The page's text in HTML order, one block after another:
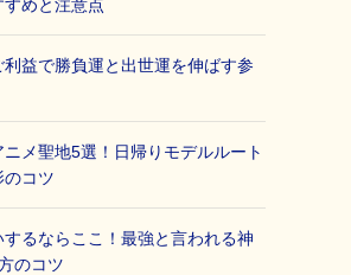
すめと注意点
利益で勝負運と出世運を伸ばす参
メ聖地5選！日帰りモデルルート
のコツ
するならここ！最強と言われる神
のコツ